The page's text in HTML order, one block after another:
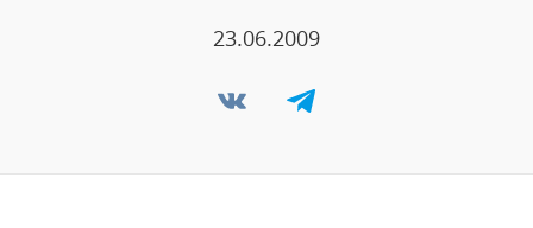
23.06.2009